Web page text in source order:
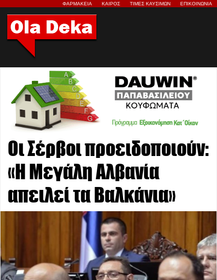
ΦΑΡΜΑΚΕΙΑ ΚΑΙΡΟΣ ΤΙΜΕΣ ΚΑΥΣΙΜΩΝ ΕΠΙΚΟΙΝΩΝΙΑ
Οι Σέρβοι προειδοποιούν:
«Η Μεγάλη Αλβανία
απειλεί τα Βαλκάνια»